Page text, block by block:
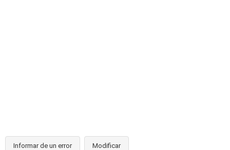
Informar de un error Modificar